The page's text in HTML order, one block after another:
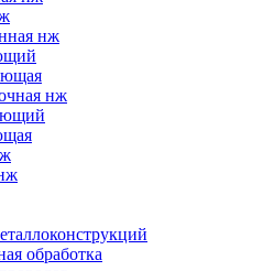
нж
нж
обработка